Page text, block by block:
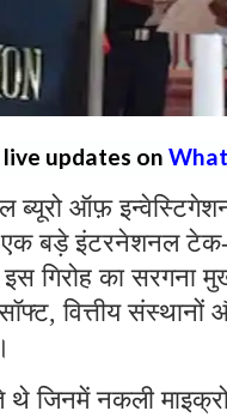
updates on
ब्यूरो ऑफ़
बड़े इंटरनेशनल टेक-
गिरोह का सरगना
वित्तीय
जिनमें नकली